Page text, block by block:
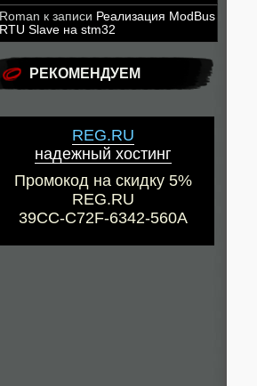
Roman к записи Реализация ModBus
RTU Slave на stm32
РЕКОМЕНДУЕМ
REG.RU
надежный хостинг
Промокод на скидку 5%
REG.RU
39CC-C72F-6342-560A